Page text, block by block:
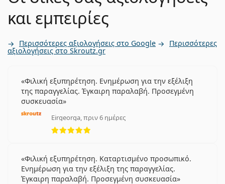
και εμπειρίες
Περισσότερες αξιολογήσεις στο Google Περισσότερες
αξιολογήσεις στο Skroutz.gr
Φιλική εξυπηρέτηση. Ενημέρωση για την εξέλιξη
της παραγγελίας. Έγκαιρη παραλαβή. Προσεγμένη
συσκευασία
Eirgeorga, πριν 6 ημέρες
5 αξιολογήσεις από 5
Φιλική εξυπηρέτηση. Καταρτισμένο προσωπικό.
Ενημέρωση για την εξέλιξη της παραγγελίας.
Έγκαιρη παραλαβή. Προσεγμένη συσκευασία